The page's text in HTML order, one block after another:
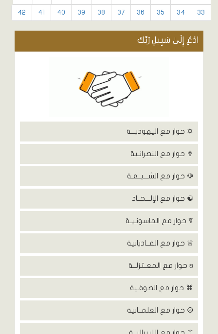
33
34
35
36
37
38
39
40
41
42
ادْعُ إِلَىٰ سَبِيلِ رَبِّكَ
✡ حوار مع اليهوديـــة
✟ حوار مع النصرانـية
☫ حوار مع الشـــيــعـة
☯ حوار مع الإلـــحــاد
☤ حوار مع الماسونـيـة
♕ حوار مع القــاديانية
ʊ حوار مع المعــتزلــة
⌘ حوار مع الصوفـية
☮ حوار مع العلمــانية